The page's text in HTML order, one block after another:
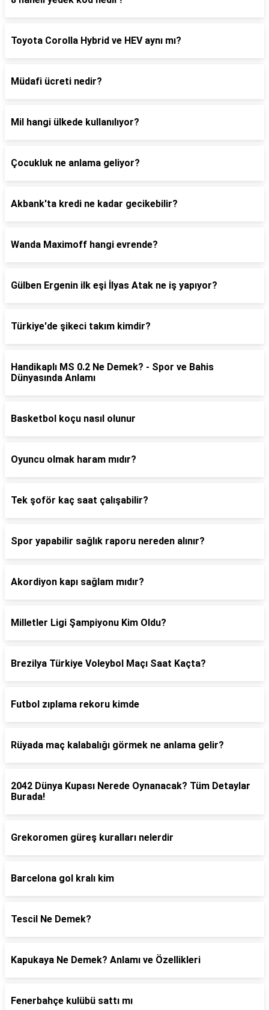
Toyota Corolla Hybrid ve HEV aynı mı?
Müdafi ücreti nedir?
Mil hangi ülkede kullanılıyor?
Çocukluk ne anlama geliyor?
Akbank'ta kredi ne kadar gecikebilir?
Wanda Maximoff hangi evrende?
Gülben Ergenin ilk eşi İlyas Atak ne iş yapıyor?
Türkiye'de şikeci takım kimdir?
Handikaplı MS 0.2 Ne Demek? - Spor ve Bahis
Dünyasında Anlamı
Basketbol koçu nasıl olunur
Oyuncu olmak haram mıdır?
Tek şoför kaç saat çalışabilir?
Spor yapabilir sağlık raporu nereden alınır?
Akordiyon kapı sağlam mıdır?
Milletler Ligi Şampiyonu Kim Oldu?
Brezilya Türkiye Voleybol Maçı Saat Kaçta?
Futbol zıplama rekoru kimde
Rüyada maç kalabalığı görmek ne anlama gelir?
2042 Dünya Kupası Nerede Oynanacak? Tüm Detaylar
Burada!
Grekoromen güreş kuralları nelerdir
Barcelona gol kralı kim
Tescil Ne Demek?
Kapukaya Ne Demek? Anlamı ve Özellikleri
Fenerbahçe kulübü sattı mı